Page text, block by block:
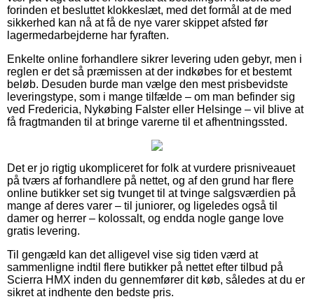
forinden et besluttet klokkeslæt, med det formål at de med
sikkerhed kan nå at få de nye varer skippet afsted før
lagermedarbejderne har fyraften.
Enkelte online forhandlere sikrer levering uden gebyr, men i
reglen er det så præmissen at der indkøbes for et bestemt
beløb. Desuden burde man vælge den mest prisbevidste
leveringstype, som i mange tilfælde – om man befinder sig
ved Fredericia, Nykøbing Falster eller Helsinge – vil blive at
få fragtmanden til at bringe varerne til et afhentningssted.
Det er jo rigtig ukompliceret for folk at vurdere prisniveauet
på tværs af forhandlere på nettet, og af den grund har flere
online butikker set sig tvunget til at tvinge salgsværdien på
mange af deres varer – til juniorer, og ligeledes også til
damer og herrer – kolossalt, og endda nogle gange love
gratis levering.
Til gengæld kan det alligevel vise sig tiden værd at
sammenligne indtil flere butikker på nettet efter tilbud på
Scierra HMX inden du gennemfører dit køb, således at du er
sikret at indhente den bedste pris.